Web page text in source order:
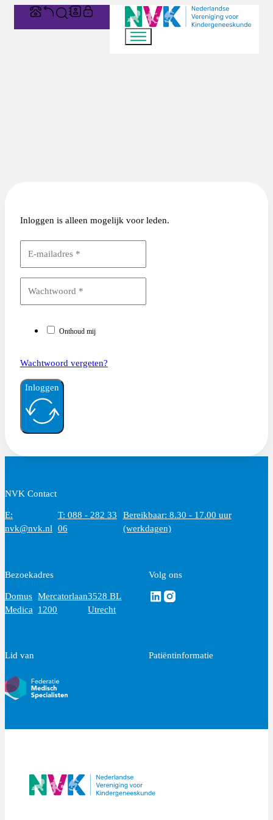
Inloggen is alleen mogelijk voor leden.
Onthoud mij
Wachtwoord vergeten?
Inloggen
NVK Contact
E:
nvk@nvk.nl
T: 088 - 282 33
06
Bereikbaar: 8.30 - 17.00 uur
(werkdagen)
Bezoekadres
Domus
Medica
Mercatorlaan
1200
3528 BL
Utrecht
Volg ons
Volg ons via Linkedin
Volg ons via Instagram
Lid van Patiëntinformatie